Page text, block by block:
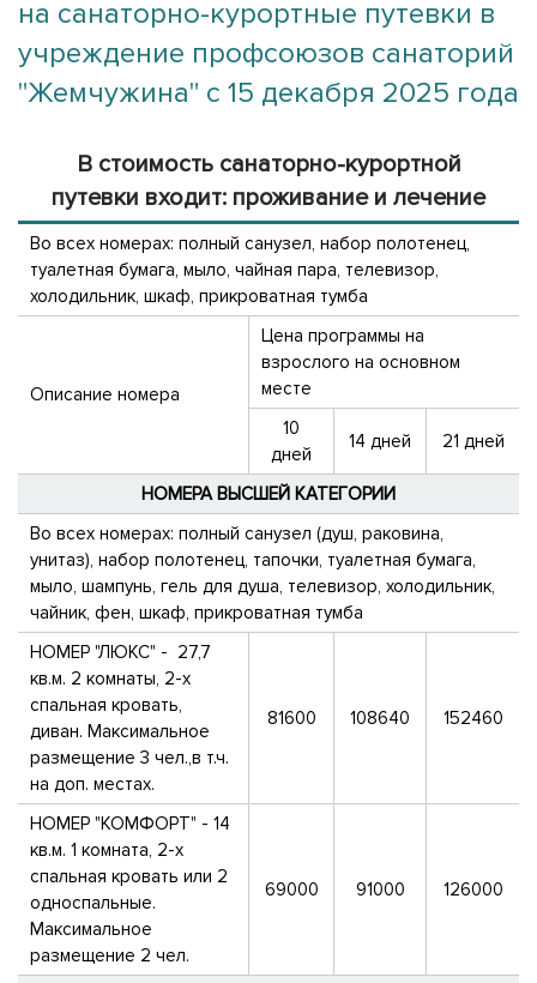
на санаторно-курортные путевки в
учреждение профсоюзов санаторий
"Жемчужина" с 15 декабря 2025 года
В стоимость санаторно-курортной
путевки входит: проживание и лечение
Во всех номерах: полный санузел, набор полотенец,
туалетная бумага, мыло, чайная пара, телевизор,
холодильник, шкаф, прикроватная тумба
Описание номера
Цена программы на
взрослого на основном
месте
10
дней
14 дней 21 дней
НОМЕРА ВЫСШЕЙ КАТЕГОРИИ
Во всех номерах: полный санузел (душ, раковина,
унитаз), набор полотенец, тапочки, туалетная бумага,
мыло, шампунь, гель для душа, телевизор, холодильник,
чайник, фен, шкаф, прикроватная тумба
НОМЕР "ЛЮКС" - 27,7
кв.м. 2 комнаты, 2-х
спальная кровать,
диван. Максимальное
размещение 3 чел.,в т.ч.
на доп. местах.
81600 108640 152460
НОМЕР "КОМФОРТ" - 14
кв.м. 1 комната, 2-х
спальная кровать или 2
односпальные.
Максимальное
размещение 2 чел.
69000 91000 126000